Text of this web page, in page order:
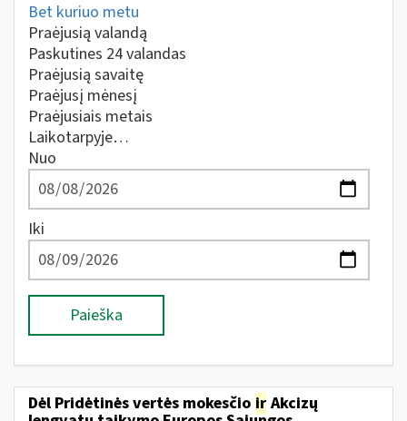
Bet kuriuo metu
Praėjusią valandą
Paskutines 24 valandas
Praėjusią savaitę
Praėjusį mėnesį
Praėjusiais metais
Laikotarpyje…
Nuo
Iki
Paieška
Dėl Pridėtinės vertės mokesčio ir Akcizų